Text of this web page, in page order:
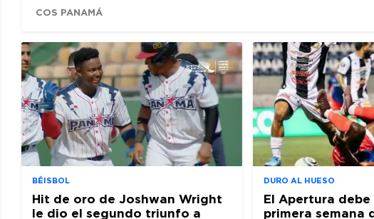
COS PANAMÁ
BÉISBOL
Hit de oro de Joshwan Wright
le dio el segundo triunfo a
DURO AL HUESO
El Apertura
primera semana